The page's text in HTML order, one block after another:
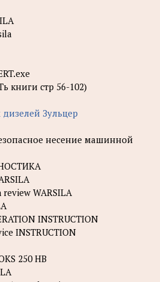
книги стр 56-102)
Зульцер
несение машинной
review WARSILA
INSTRUCTION
INSTRUCTION
250 HB